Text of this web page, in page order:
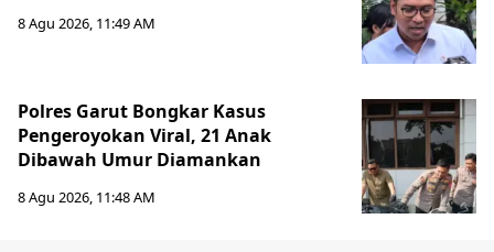
8 Agu 2026, 11:49 AM
Polres Garut Bongkar Kasus
Pengeroyokan Viral, 21 Anak
Dibawah Umur Diamankan
8 Agu 2026, 11:48 AM